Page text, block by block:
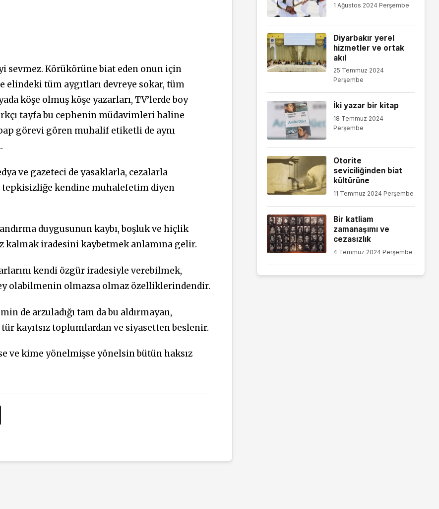
sevmez. Körükörüne biat eden onun için
elindeki tüm aygıtları devreye sokar, tüm
köşe olmuş köşe yazarları, TV’lerde boy
tayfa bu cephenin müdavimleri haline
görevi gören muhalif etiketli de aynı
ve gazeteci de yasaklarla, cezalarla
tepkisizliğe kendine muhalefetim diyen
duygusunun kaybı, boşluk ve hiçlik
kalmak iradesini kaybetmek anlamına gelir.
kendi özgür iradesiyle verebilmek,
olabilmenin olmazsa olmaz özelliklerindendir.
de arzuladığı tam da bu aldırmayan,
kayıtsız toplumlardan ve siyasetten beslenir.
ve kime yönelmişse yönelsin bütün haksız
1 Ağustos 2024 Perşembe
Diyarbakır yerel
hizmetler ve ortak
akıl
25 Temmuz 2024
Perşembe
İki yazar bir kitap
18 Temmuz 2024
Perşembe
Otorite
seviciliğinden biat
kültürüne
11 Temmuz 2024 Perşembe
Bir katliam
zamanaşımı ve
cezasızlık
4 Temmuz 2024 Perşembe